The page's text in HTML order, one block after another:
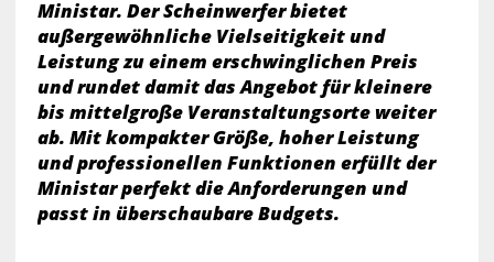
Ministar. Der Scheinwerfer bietet
außergewöhnliche Vielseitigkeit und
Leistung zu einem erschwinglichen Preis
und rundet damit das Angebot für kleinere
bis mittelgroße Veranstaltungsorte weiter
ab. Mit kompakter Größe, hoher Leistung
und professionellen Funktionen erfüllt der
Ministar perfekt die Anforderungen und
passt in überschaubare Budgets.